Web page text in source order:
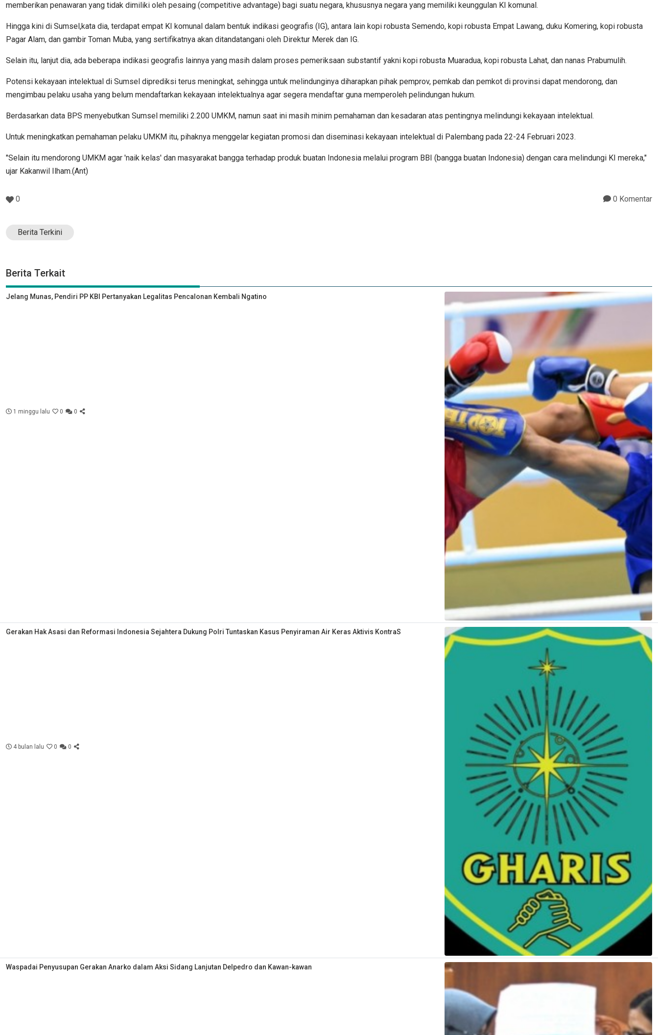
memberikan penawaran yang tidak dimiliki oleh pesaing (competitive advantage) bagi suatu negara, khususnya negara yang memiliki keunggulan KI komunal.
Hingga kini di Sumsel,kata dia, terdapat empat KI komunal dalam bentuk indikasi geografis (IG), antara lain kopi robusta Semendo, kopi robusta Empat Lawang, duku Komering, kopi robusta
Pagar Alam, dan gambir Toman Muba, yang sertifikatnya akan ditandatangani oleh Direktur Merek dan IG.
Selain itu, lanjut dia, ada beberapa indikasi geografis lainnya yang masih dalam proses pemeriksaan substantif yakni kopi robusta Muaradua, kopi robusta Lahat, dan nanas Prabumulih.
Potensi kekayaan intelektual di Sumsel diprediksi terus meningkat, sehingga untuk melindunginya diharapkan pihak pemprov, pemkab dan pemkot di provinsi dapat mendorong, dan
mengimbau pelaku usaha yang belum mendaftarkan kekayaan intelektualnya agar segera mendaftar guna memperoleh pelindungan hukum.
Berdasarkan data BPS menyebutkan Sumsel memiliki 2.200 UMKM, namun saat ini masih minim pemahaman dan kesadaran atas pentingnya melindungi kekayaan intelektual.
Untuk meningkatkan pemahaman pelaku UMKM itu, pihaknya menggelar kegiatan promosi dan diseminasi kekayaan intelektual di Palembang pada 22-24 Februari 2023.
"Selain itu mendorong UMKM agar 'naik kelas' dan masyarakat bangga terhadap produk buatan Indonesia melalui program BBI (bangga buatan Indonesia) dengan cara melindungi KI mereka,"
ujar Kakanwil Ilham.(Ant)
0 0 Komentar
Berita Terkini
Berita Terkait
Jelang Munas, Pendiri PP KBI Pertanyakan Legalitas Pencalonan Kembali Ngatino
1 minggu lalu 0 0
Gerakan Hak Asasi dan Reformasi Indonesia Sejahtera Dukung Polri Tuntaskan Kasus Penyiraman Air Keras Aktivis KontraS
4 bulan lalu 0 0
Waspadai Penyusupan Gerakan Anarko dalam Aksi Sidang Lanjutan Delpedro dan Kawan-kawan